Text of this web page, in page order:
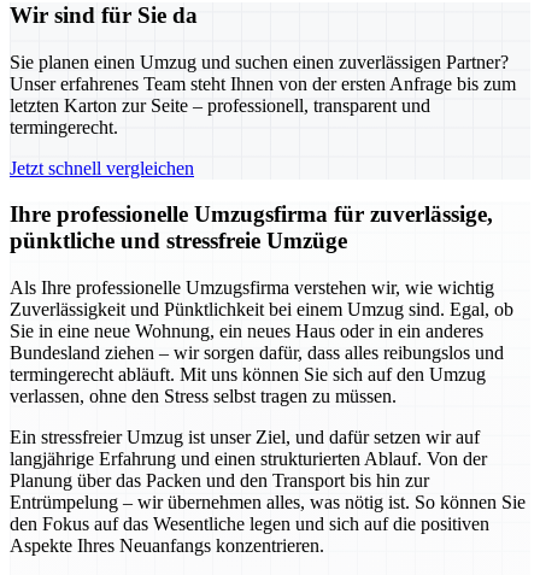
Wir sind für Sie da
Sie planen einen Umzug und suchen einen zuverlässigen Partner?
Unser erfahrenes Team steht Ihnen von der ersten Anfrage bis zum
letzten Karton zur Seite – professionell, transparent und
termingerecht.
Jetzt schnell vergleichen
Ihre professionelle Umzugsfirma für zuverlässige,
pünktliche und stressfreie Umzüge
Als Ihre professionelle Umzugsfirma verstehen wir, wie wichtig
Zuverlässigkeit und Pünktlichkeit bei einem Umzug sind. Egal, ob
Sie in eine neue Wohnung, ein neues Haus oder in ein anderes
Bundesland ziehen – wir sorgen dafür, dass alles reibungslos und
termingerecht abläuft. Mit uns können Sie sich auf den Umzug
verlassen, ohne den Stress selbst tragen zu müssen.
Ein stressfreier Umzug ist unser Ziel, und dafür setzen wir auf
langjährige Erfahrung und einen strukturierten Ablauf. Von der
Planung über das Packen und den Transport bis hin zur
Entrümpelung – wir übernehmen alles, was nötig ist. So können Sie
den Fokus auf das Wesentliche legen und sich auf die positiven
Aspekte Ihres Neuanfangs konzentrieren.